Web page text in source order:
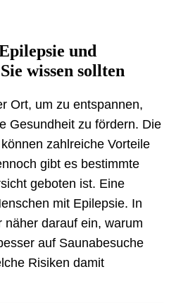
und
wissen sollten
Ort, um zu entspannen,
Gesundheit zu fördern. Die
zahlreiche Vorteile
gibt es bestimmte
geboten ist. Eine
mit Epilepsie. In
darauf ein, warum
auf Saunabesuche
Risiken damit